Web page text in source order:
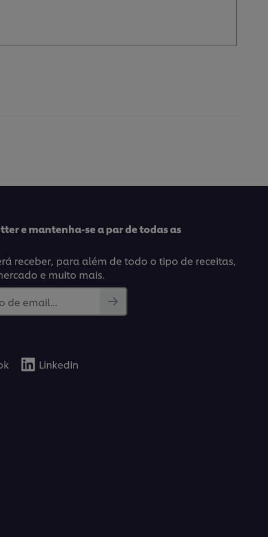
e mantenha-se a par de todas as
receber, para além de todo o tipo de receitas,
e muito mais.
de email...
Linkedin